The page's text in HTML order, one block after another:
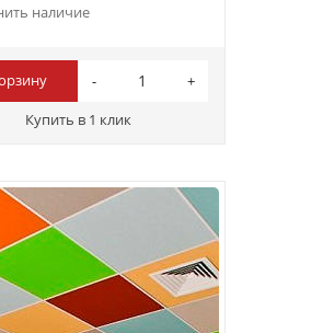
наличие
Купить в 1 клик